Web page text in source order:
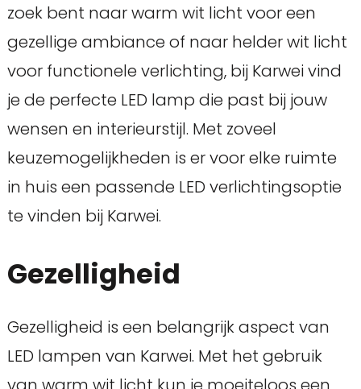
zoek bent naar warm wit licht voor een
gezellige ambiance of naar helder wit licht
voor functionele verlichting, bij Karwei vind
je de perfecte LED lamp die past bij jouw
wensen en interieurstijl. Met zoveel
keuzemogelijkheden is er voor elke ruimte
in huis een passende LED verlichtingsoptie
te vinden bij Karwei.
Gezelligheid
Gezelligheid is een belangrijk aspect van
LED lampen van Karwei. Met het gebruik